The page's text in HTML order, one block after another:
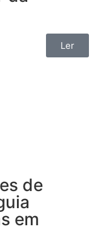
Ler
de
em